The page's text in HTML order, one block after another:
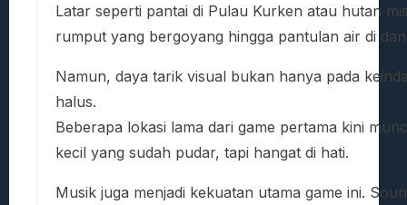
Latar seperti pantai di Pulau Kurken atau hutan
rumput yang bergoyang hingga pantulan air di
Namun, daya tarik visual bukan hanya pada
halus.
Beberapa lokasi lama dari game pertama kini
kecil yang sudah pudar, tapi hangat di hati.
Musik juga menjadi kekuatan utama game ini.